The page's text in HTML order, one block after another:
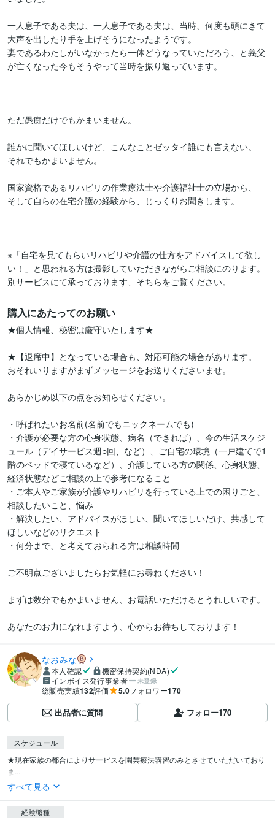
一人息子である夫は、一人息子である夫は、当時、何度も頭にきて
大声を出したり手を上げそうになったようです。
妻であるわたしがいなかったら一体どうなっていただろう、と義父
が亡くなった今もそうやって当時を振り返っています。
ただ愚痴だけでもかまいません。
誰かに聞いてほしいけど、こんなことゼッタイ誰にも言えない。
それでもかまいません。
国家資格であるリハビリの作業療法士や介護福祉士の立場から、
そして自らの在宅介護の経験から、じっくりお聞きします。
※「自宅を見てもらいリハビリや介護の仕方をアドバイスして欲し
い！」と思われる方は撮影していただきながらご相談にのります。
別サービスにて承っております、そちらをご覧ください。
購入にあたってのお願い
★個人情報、秘密は厳守いたします★
★【退席中】となっている場合も、対応可能の場合があります。
おそれいりますがまずメッセージをお送りくださいませ。
あらかじめ以下の点をお知らせください。
・呼ばれたいお名前(名前でもニックネームでも)
・介護が必要な方の心身状態、病名（できれば）、今の生活スケジ
ュール（デイサービス週○回、など）、ご自宅の環境（一戸建てで1
階のベッドで寝ているなど）、介護している方の関係、心身状態、
経済状態などご相談の上で参考になること
・ご本人やご家族が介護やリハビリを行っている上での困りごと、
相談したいこと、悩み
・解決したい、アドバイスがほしい、聞いてほしいだけ、共感して
ほしいなどのリクエスト
・何分まで、と考えておられる方は相談時間
ご不明点ございましたらお気軽にお尋ねください！
まずは数分でもかまいません、お電話いただけるとうれしいです。
あなたのお力になれますよう、心からお待ちしております！
なおみな
本人確認
機密保持契約(NDA)
インボイス発行事業者
未登録
総販売実績132評価 5.0フォロワー170
出品者に質問 フォロー170
スケジュール
★現在家族の都合によりサービスを園芸療法講習のみとさせていただいており
ま...
すべて見る
経験職種